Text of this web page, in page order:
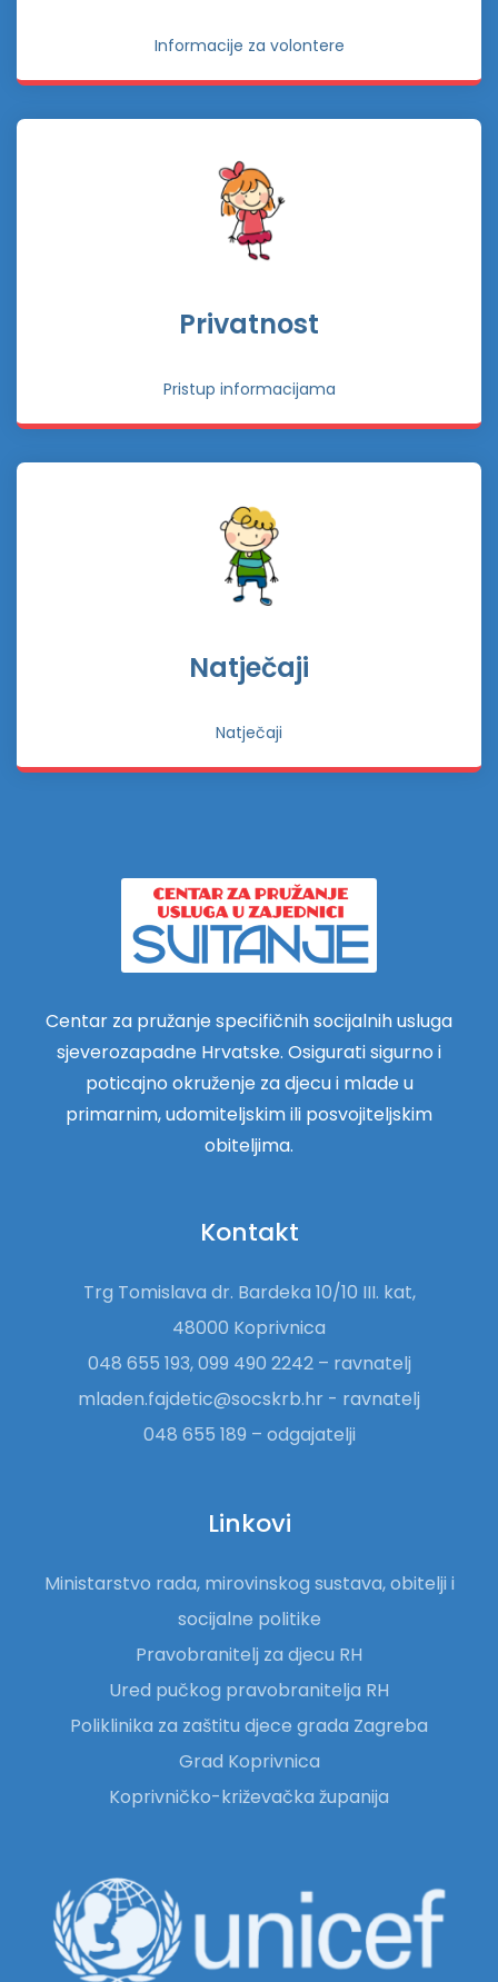
Informacije za volontere
Privatnost
Pristup informacijama
Natječaji
Natječaji
Centar za pružanje specifičnih socijalnih usluga
sjeverozapadne Hrvatske. Osigurati sigurno i
poticajno okruženje za djecu i mlade u
primarnim, udomiteljskim ili posvojiteljskim
obiteljima.
Kontakt
Trg Tomislava dr. Bardeka 10/10 III. kat,
48000 Koprivnica
048 655 193, 099 490 2242 – ravnatelj
mladen.fajdetic@socskrb.hr - ravnatelj
048 655 189 – odgajatelji
Linkovi
Ministarstvo rada, mirovinskog sustava, obitelji i
socijalne politike
Pravobranitelj za djecu RH
Ured pučkog pravobranitelja RH
Poliklinika za zaštitu djece grada Zagreba
Grad Koprivnica
Koprivničko-križevačka županija